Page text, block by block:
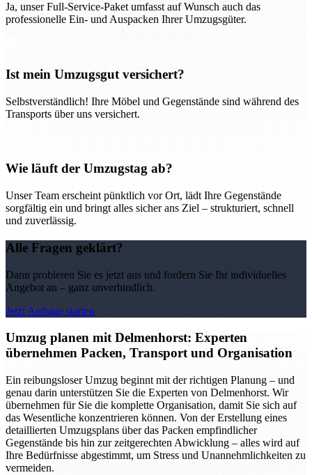
Ja, unser Full-Service-Paket umfasst auf Wunsch auch das
professionelle Ein- und Auspacken Ihrer Umzugsgüter.
Ist mein Umzugsgut versichert?
Selbstverständlich! Ihre Möbel und Gegenstände sind während des
Transports über uns versichert.
Wie läuft der Umzugstag ab?
Unser Team erscheint pünktlich vor Ort, lädt Ihre Gegenstände
sorgfältig ein und bringt alles sicher ans Ziel – strukturiert, schnell
und zuverlässig.
Alle Fragen geklärt?
Dann probieren Sie es jetzt aus und fordern Sie Ihr individuelles
Angebot an – ganz unverbindlich.
Jetzt Anfrage starten
Umzug planen mit Delmenhorst: Experten
übernehmen Packen, Transport und Organisation
Ein reibungsloser Umzug beginnt mit der richtigen Planung – und
genau darin unterstützen Sie die Experten von Delmenhorst. Wir
übernehmen für Sie die komplette Organisation, damit Sie sich auf
das Wesentliche konzentrieren können. Von der Erstellung eines
detaillierten Umzugsplans über das Packen empfindlicher
Gegenstände bis hin zur zeitgerechten Abwicklung – alles wird auf
Ihre Bedürfnisse abgestimmt, um Stress und Unannehmlichkeiten zu
vermeiden.